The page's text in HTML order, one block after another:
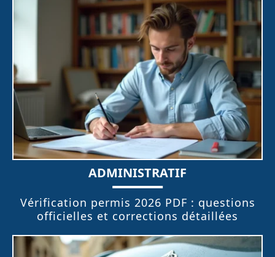
ADMINISTRATIF
Vérification permis 2026 PDF : questions
officielles et corrections détaillées